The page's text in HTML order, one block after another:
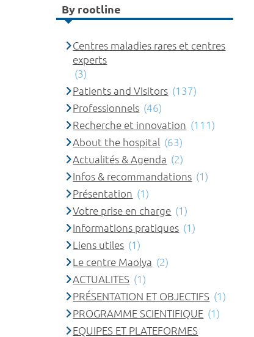
By rootline
Centres maladies rares et centres
experts
(3)
Patients and Visitors (137)
Professionnels (46)
Recherche et innovation (111)
About the hospital (63)
Actualités & Agenda (2)
Infos & recommandations (1)
Présentation (1)
Votre prise en charge (1)
Informations pratiques (1)
Liens utiles (1)
Le centre Maolya (2)
ACTUALITES (1)
PRÉSENTATION ET OBJECTIFS (1)
PROGRAMME SCIENTIFIQUE (1)
EQUIPES ET PLATEFORMES